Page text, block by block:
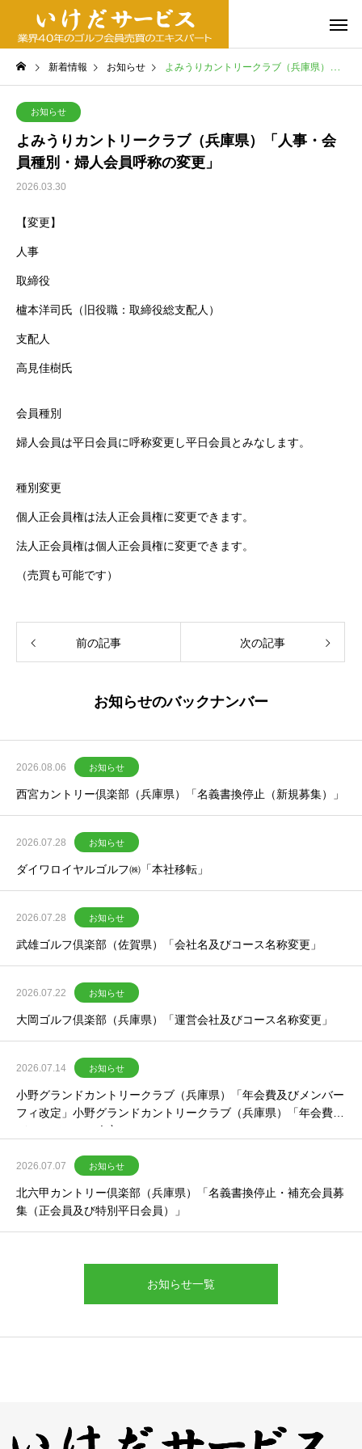
新着情報 お知らせ よみうりカントリークラブ（兵庫県）「人事・会員種別・婦人会員呼称の変更」
お知らせ
よみうりカントリークラブ（兵庫県）「人事・会
員種別・婦人会員呼称の変更」
2026.03.30
【変更】
人事
取締役
櫨本洋司氏（旧役職：取締役総支配人）
支配人
高見佳樹氏
会員種別
婦人会員は平日会員に呼称変更し平日会員とみなします。
種別変更
個人正会員権は法人正会員権に変更できます。
法人正会員権は個人正会員権に変更できます。
（売買も可能です）
前の記事 次の記事
お知らせのバックナンバー
2026.08.06 お知らせ
西宮カントリー倶楽部（兵庫県）「名義書換停止（新規募集）」
2026.07.28 お知らせ
ダイワロイヤルゴルフ㈱「本社移転」
2026.07.28 お知らせ
武雄ゴルフ倶楽部（佐賀県）「会社名及びコース名称変更」
2026.07.22 お知らせ
大岡ゴルフ倶楽部（兵庫県）「運営会社及びコース名称変更」
2026.07.14 お知らせ
小野グランドカントリークラブ（兵庫県）「年会費及びメンバー
フィ改定」小野グランドカントリークラブ（兵庫県）「年会費及
びメンバーフィ改定」
2026.07.07 お知らせ
北六甲カントリー倶楽部（兵庫県）「名義書換停止・補充会員募
集（正会員及び特別平日会員）」
お知らせ一覧